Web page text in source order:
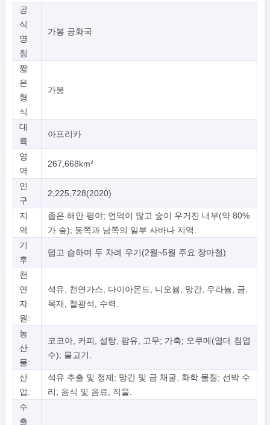
공
식
명
칭
가봉 공화국
짧
은
형
식
가봉
대
륙
아프리카
영
역
267,668km²
인
구
2,225,728(2020)
지
역
좁은 해안 평야; 언덕이 많고 숲이 우거진 내부(약 80%
가 숲); 동쪽과 남쪽의 일부 사바나 지역.
기
후
덥고 습하며 두 차례 우기(2월~5월 주요 장마철)
천
연
자
원:
석유, 천연가스, 다이아몬드, 니오븀, 망간, 우라늄, 금,
목재, 철광석, 수력.
농
산
물:
코코아, 커피, 설탕, 팜유, 고무; 가축; 오쿠메(열대 침엽
수); 물고기.
산
업:
석유 추출 및 정제; 망간 및 금 채굴, 화학 물질; 선박 수
리; 음식 및 음료; 직물.
수
출